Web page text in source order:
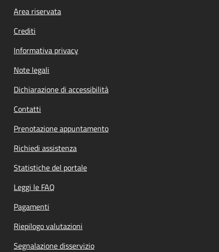
Footer menu
Area riservata
Crediti
Informativa privacy
Note legali
Dichiarazione di accessibilità
Contatti
Prenotazione appuntamento
Richiedi assistenza
Statistiche del portale
Leggi le FAQ
Pagamenti
Riepilogo valutazioni
Segnalazione disservizio